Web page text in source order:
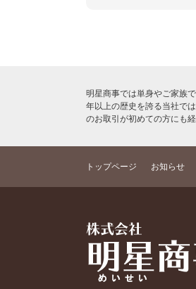
明星商事では単身やご家族
年以上の歴史を誇る当社で
のお取引が初めての方にも
トップページ お知らせ